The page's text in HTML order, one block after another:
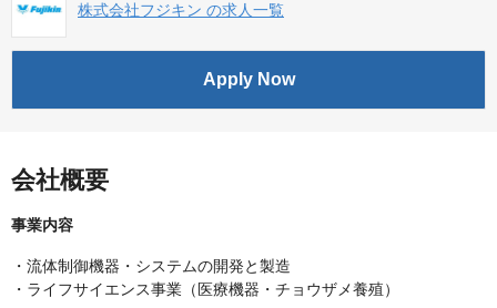
株式会社フジキン の求人一覧
Apply Now
会社概要
事業内容
・流体制御機器・システムの開発と製造
・ライフサイエンス事業（医療機器・チョウザメ養殖）